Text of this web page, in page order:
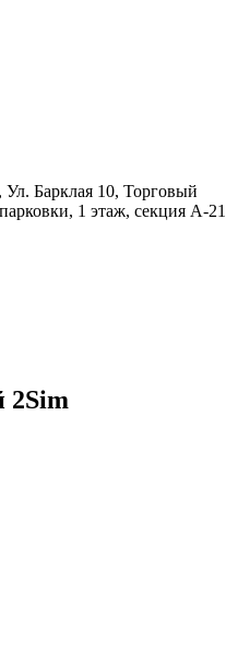
Ул. Барклая 10, Торговый
1 этаж, секция А-21
2Sim